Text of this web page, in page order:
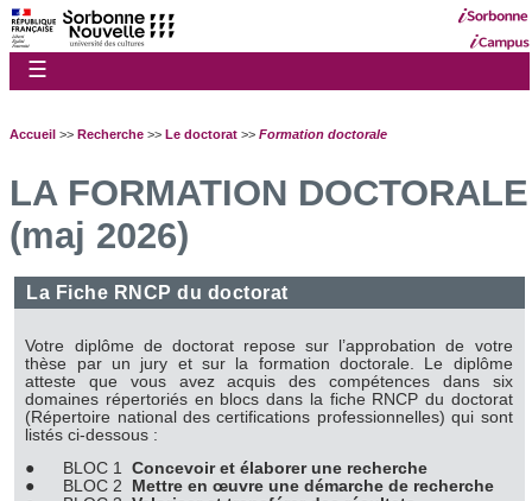
☰
Accueil >> Recherche >> Le doctorat >> Formation doctorale
LA FORMATION DOCTORALE
(maj 2026)
La Fiche RNCP du doctorat
Votre diplôme de doctorat repose sur l’approbation de votre
thèse par un jury et sur la formation doctorale. Le diplôme
atteste que vous avez acquis des compétences dans six
domaines répertoriés en blocs dans la fiche RNCP du doctorat
(Répertoire national des certifications professionnelles) qui sont
listés ci-dessous :
● BLOC 1Concevoir et élaborer une recherche
●
BLOC 2 Mettre en œuvre une démarche de recherche